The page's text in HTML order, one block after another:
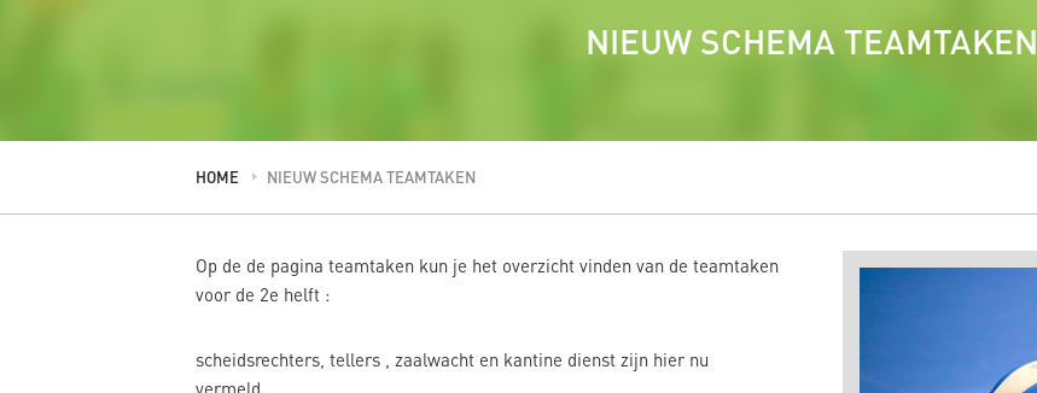
NIEUW SCHEMA TEAMTAKEN
HOME NIEUW SCHEMA TEAMTAKEN
Op de de pagina teamtaken kun je het overzicht vinden van de teamtaken
voor de 2e helft :
scheidsrechters, tellers , zaalwacht en kantine dienst zijn hier nu
vermeld.